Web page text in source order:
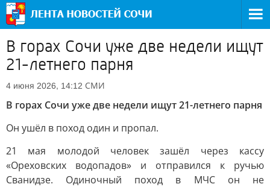
В горах Сочи уже две недели ищут
21-летнего парня
4 июня 2026, 14:12 СМИ
В горах Сочи уже две недели ищут 21-летнего парня
Он ушёл в поход один и пропал.
21 мая молодой человек зашёл через кассу
«Ореховских водопадов» и отправился к ручью
Сванидзе. Одиночный поход в МЧС он не